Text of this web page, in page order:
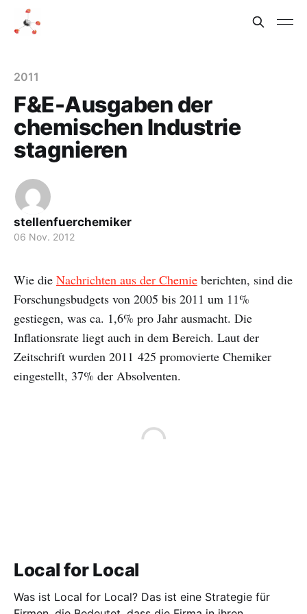
2011
F&E-Ausgaben der
chemischen Industrie
stagnieren
stellenfuerchemiker
06 Nov. 2012
Wie die Nachrichten aus der Chemie berichten, sind die
Forschungsbudgets von 2005 bis 2011 um 11%
gestiegen, was ca. 1,6% pro Jahr ausmacht. Die
Inflationsrate liegt auch in dem Bereich. Laut der
Zeitschrift wurden 2011 425 promovierte Chemiker
eingestellt, 37% der Absolventen.
Local for Local
Was ist Local for Local? Das ist eine Strategie für